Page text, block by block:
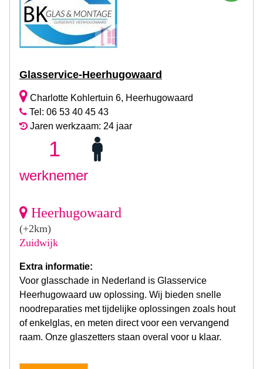
Glasservice-Heerhugowaard
Charlotte Kohlertuin 6, Heerhugowaard
Tel: 06 53 40 45 43
Jaren werkzaam: 24 jaar
1
werknemer
Heerhugowaard
(+2km)
Zuidwijk
Extra informatie:
Voor glasschade in Nederland is Glasservice
Heerhugowaard uw oplossing. Wij bieden snelle
noodreparaties met tijdelijke oplossingen zoals hout
of enkelglas, en meten direct voor een vervangend
raam. Onze glaszetters staan overal voor u klaar.